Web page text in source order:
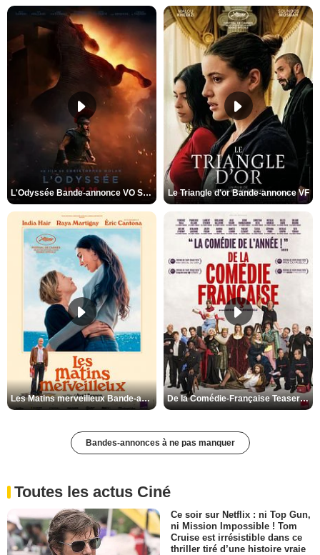
L'Odyssée Bande-annonce VO STFR Le Triangle d'or Bande-annonce VF
Les Matins merveilleux Bande-annonce VF De la Comédie-Française Teaser VF
Bandes-annonces à ne pas manquer
Toutes les actus Ciné
Ce soir sur Netflix : ni Top Gun,
ni Mission Impossible ! Tom
Cruise est irrésistible dans ce
thriller tiré d’une histoire vraie